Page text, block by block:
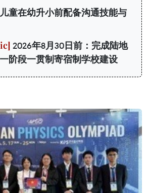
童在幼升小前配备沟通技能与
2026年8月30日前：完成陆地
阶段一贯制寄宿制学校建设